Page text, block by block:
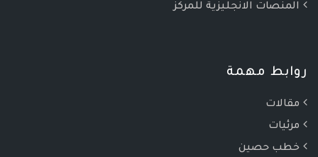
المنصات الانجليزية للمركز
روابط مهمة
مقالات
مرئيات
خطب حصين